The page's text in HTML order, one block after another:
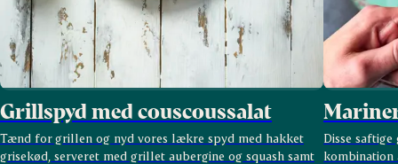
Grillspyd med couscoussalat
Tænd for grillen og nyd vores lækre spyd med hakket
grisekød, serveret med grillet aubergine og squash samt
Disse
kombination